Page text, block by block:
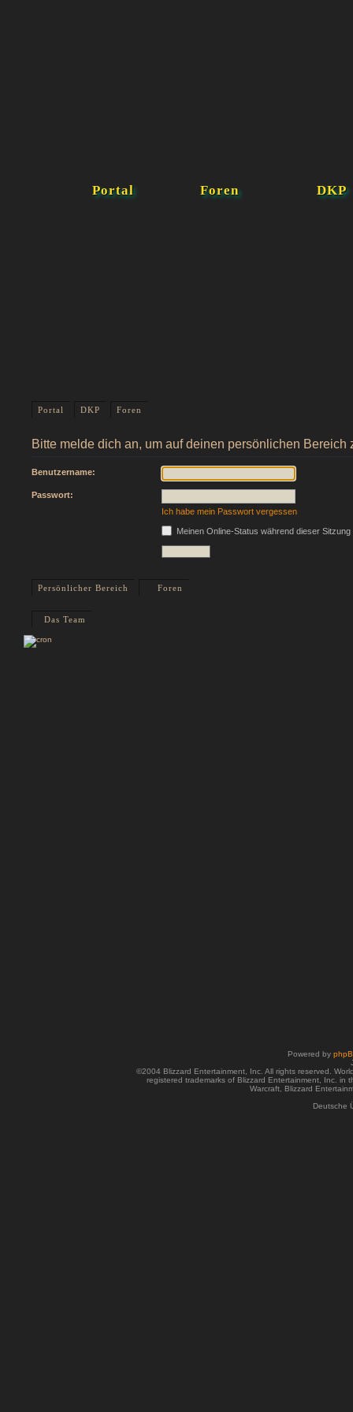
Portal Foren DKP
Portal DKP Foren
Bitte melde dich an, um auf deinen persönlichen Bereich
Benutzername:
Passwort:
Ich habe mein Passwort vergessen
Meinen Online-Status während dieser
Persönlicher Bereich Foren
Das Team
Powered by
©2004 Blizzard Entertainment, Inc. All rights reserved.
registered trademarks of Blizzard Entertainment, Inc. in
Warcraft, Blizzard
Deutsche